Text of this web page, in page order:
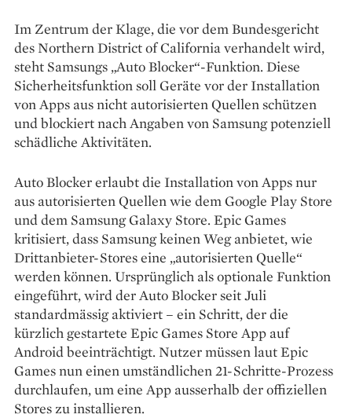
Im Zentrum der Klage, die vor dem Bundesgericht
des Northern District of California verhandelt wird,
steht Samsungs „Auto Blocker“-Funktion. Diese
Sicherheitsfunktion soll Geräte vor der Installation
von Apps aus nicht autorisierten Quellen schützen
und blockiert nach Angaben von Samsung potenziell
schädliche Aktivitäten.
Auto Blocker erlaubt die Installation von Apps nur
aus autorisierten Quellen wie dem Google Play Store
und dem Samsung Galaxy Store. Epic Games
kritisiert, dass Samsung keinen Weg anbietet, wie
Drittanbieter-Stores eine „autorisierten Quelle“
werden können. Ursprünglich als optionale Funktion
eingeführt, wird der Auto Blocker seit Juli
standardmässig aktiviert – ein Schritt, der die
kürzlich gestartete Epic Games Store App auf
Android beeinträchtigt. Nutzer müssen laut Epic
Games nun einen umständlichen 21-Schritte-Prozess
durchlaufen, um eine App ausserhalb der offiziellen
Stores zu installieren.